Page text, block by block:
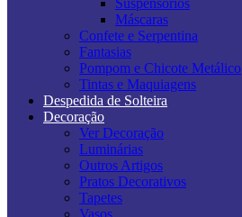
Suspensórios
Máscaras
Confete e Serpentina
Fantasias
Pompom e Chicote Metálico
Tintas e Maquiagens
Despedida de Solteira
Decoração
Ver Decoração
Luminárias
Outros Artigos
Pratos Decorativos
Tapetes
Vasos